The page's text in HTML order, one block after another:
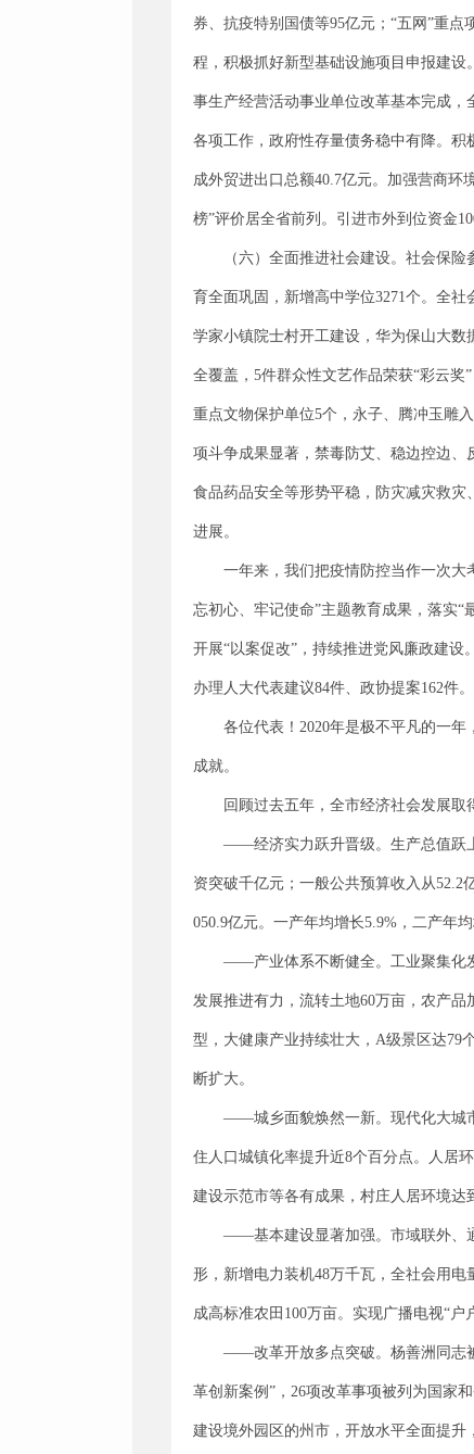
券、抗疫特别国债等95亿元；“五网”重
程，积极抓好新型基础设施项目申报建设
事生产经营活动事业单位改革基本完成
各项工作，政府性存量债务稳中有降。
成外贸进出口总额40.7亿元。加强营商环
榜”评价居全省前列。引进市外到位资金
（六）全面推进社会建设。社会保
育全面巩固，新增高中学位3271个。全
学家小镇院士村开工建设，华为保山大数
全覆盖，5件群众性文艺作品荣获“彩云
重点文物保护单位5个，永子、腾冲玉雕
项斗争成果显著，禁毒防艾、稳边控边、
食品药品安全等形势平稳，防灾减灾救
进展。
一年来，我们把疫情防控当作一次大
忘初心、牢记使命”主题教育成果，落实
开展“以案促改”，持续推进党风廉政建
办理人大代表建议84件、政协提案162件。
各位代表！2020年是极不平凡的一
成就。
回顾过去五年，全市经济社会发展取
——经济实力跃升晋级。生产总值跃
资突破千亿元；一般公共预算收入从52.2
050.9亿元。一产年均增长5.9%，二产年
——产业体系不断健全。工业聚集化
发展推进有力，流转土地60万亩，农产品
型，大健康产业持续壮大，A级景区达79
断扩大。
——城乡面貌焕然一新。现代化大城
住人口城镇化率提升近8个百分点。人居
建设示范市等各有成果，村庄人居环境达
——基本建设显著加强。市域联外、
形，新增电力装机48万千瓦，全社会用
成高标准农田100万亩。实现广播电视“户
——改革开放多点突破。杨善洲同志
革创新案例”，26项改革事项被列为国家
建设境外园区的州市，开放水平全面提升